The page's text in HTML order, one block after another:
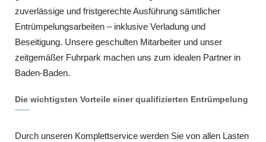
zuverlässige und fristgerechte Ausführung sämtlicher
Entrümpelungsarbeiten – inklusive Verladung und
Beseitigung. Unsere geschulten Mitarbeiter und unser
zeitgemäßer Fuhrpark machen uns zum idealen Partner in
Baden-Baden.
Die wichtigsten Vorteile einer qualifizierten Entrümpelung
Durch unseren Komplettservice werden Sie von allen Lasten